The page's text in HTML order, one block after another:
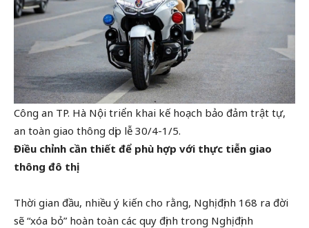
Công an TP. Hà Nội triển khai kế hoạch bảo đảm trật tự,
an toàn giao thông dịp lễ 30/4-1/5.
Điều chỉnh cần thiết để phù hợp với thực tiễn giao
thông đô thị
Thời gian đầu, nhiều ý kiến cho rằng, Nghị định 168 ra đời
sẽ “xóa bỏ” hoàn toàn các quy định trong Nghị định